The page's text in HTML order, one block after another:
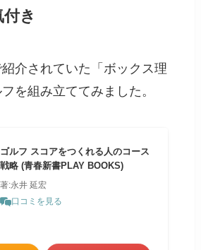
き
介されていた「ボックス理
を組み立ててみました。
ゴルフ スコアをつくれる人のコース
戦略 (青春新書PLAY BOOKS)
著:永井 延宏
口コミを見る